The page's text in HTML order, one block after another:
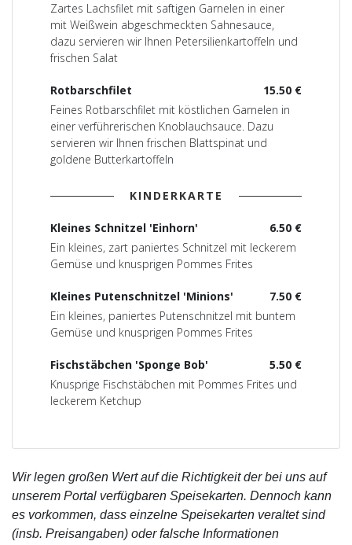
Zartes Lachsfilet mit saftigen Garnelen in einer
mit Weißwein abgeschmeckten Sahnesauce,
dazu servieren wir Ihnen Petersilienkartoffeln und
frischen Salat
15.50 €
Rotbarschfilet
Feines Rotbarschfilet mit köstlichen Garnelen in
einer verführerischen Knoblauchsauce. Dazu
servieren wir Ihnen frischen Blattspinat und
goldene Butterkartoffeln
KINDERKARTE
6.50 €
Kleines Schnitzel 'Einhorn'
Ein kleines, zart paniertes Schnitzel mit leckerem
Gemüse und knusprigen Pommes Frites
7.50 €
Kleines Putenschnitzel 'Minions'
Ein kleines, paniertes Putenschnitzel mit buntem
Gemüse und knusprigen Pommes Frites
5.50 €
Fischstäbchen 'Sponge Bob'
Knusprige Fischstäbchen mit Pommes Frites und
leckerem Ketchup
Wir legen großen Wert auf die Richtigkeit der bei uns auf
unserem Portal verfügbaren Speisekarten. Dennoch kann
es vorkommen, dass einzelne Speisekarten veraltet sind
(insb. Preisangaben) oder falsche Informationen